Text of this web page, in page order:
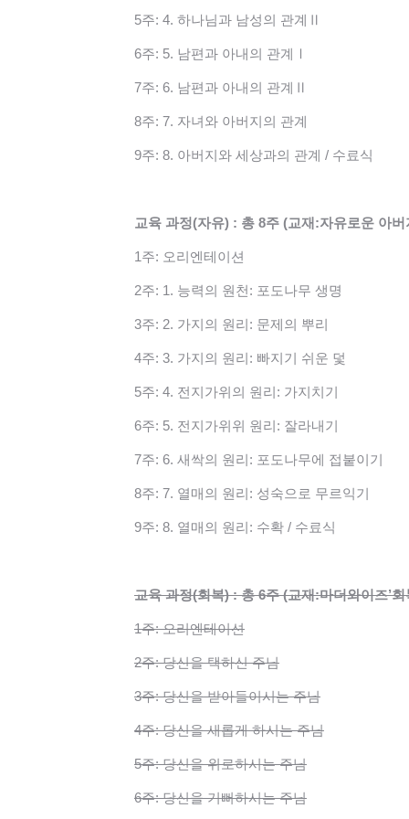
5주: 4. 하나님과 남성의 관계Ⅱ
6주: 5. 남편과 아내의 관계Ⅰ
7주: 6. 남편과 아내의 관계Ⅱ
8주: 7. 자녀와 아버지의 관계
9주: 8. 아버지와 세상과의 관계 / 수료식
교육 과정(자유) : 총 8주 (교재:자유로운 아버
1주: 오리엔테이션
2주: 1. 능력의 원천: 포도나무 생명
3주: 2. 가지의 원리: 문제의 뿌리
4주: 3. 가지의 원리: 빠지기 쉬운 덫
5주: 4. 전지가위의 원리: 가지치기
6주: 5. 전지가위위 원리: 잘라내기
7주: 6. 새싹의 원리: 포도나무에 접붙이기
8주: 7. 열매의 원리: 성숙으로 무르익기
9주: 8. 열매의 원리: 수확 / 수료식
교육 과정(회복) : 총 6주 (교재:마더와이즈’회
1주: 오리엔테이션
2주: 당신을 택하신 주님
3주: 당신을 받아들이시는 주님
4주: 당신을 새롭게 하시는 주님
5주: 당신을 위로하시는 주님
6주: 당신을 기뻐하시는 주님